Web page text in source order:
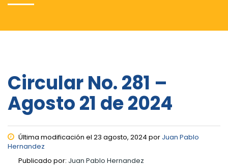
Circular No. 281 –
Agosto 21 de 2024
Última modificación el 23 agosto, 2024 por Juan Pablo
Hernandez
Publicado por: Juan Pablo Hernandez